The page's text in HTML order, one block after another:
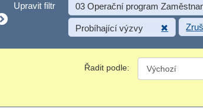
Upravit filtr
Upravit filtr 03 Operační program
Probíhající výzvy
Řadit podle: